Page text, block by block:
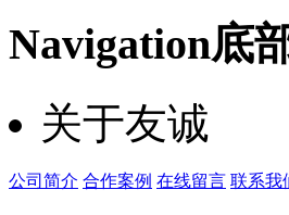
Navigation底
关于友诚
公司简介 合作案例 在线留言 联系我